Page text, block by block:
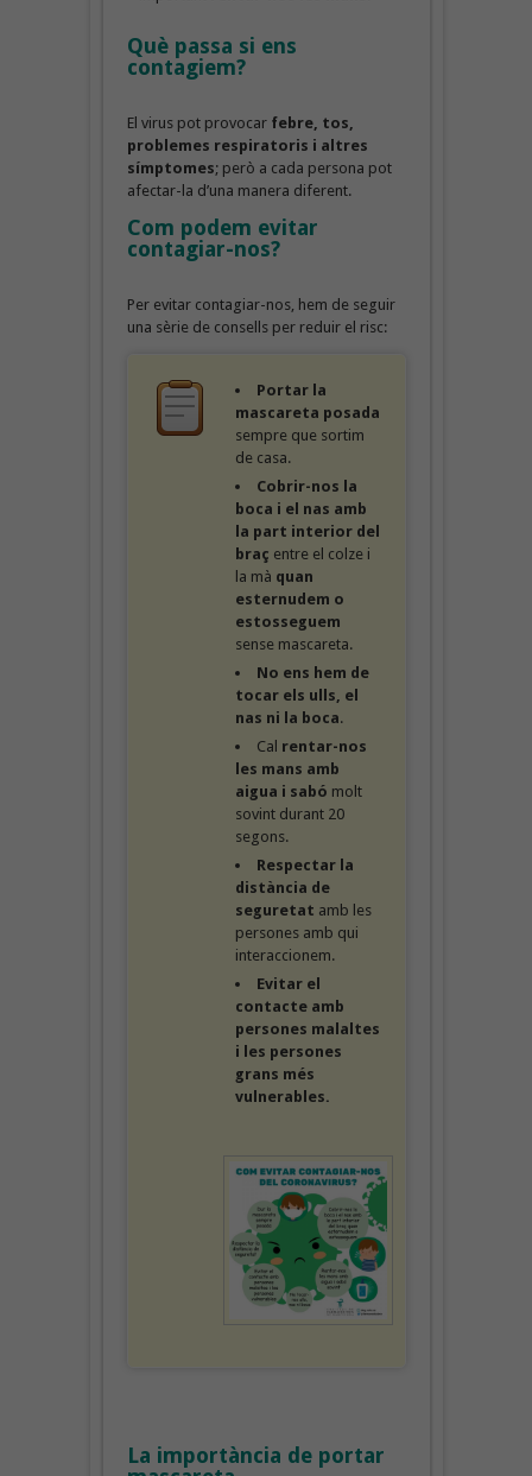
Què passa si ens
contagiem?
El virus pot provocar febre, tos,
problemes respiratoris i altres
símptomes; però a cada persona pot
afectar-la d’una manera diferent.
Com podem evitar
contagiar-nos?
Per evitar contagiar-nos, hem de seguir
una sèrie de consells per reduir el risc:
Portar la
mascareta posada
sempre que sortim
de casa.
Cobrir-nos la
boca i el nas amb
la part interior del
braç entre el colze i
la mà quan
esternudem o
estosseguem
sense mascareta.
No ens hem de
tocar els ulls, el
nas ni la boca.
Cal rentar-nos
les mans amb
aigua i sabó molt
sovint durant 20
segons.
Respectar la
distància de
seguretat amb les
persones amb qui
interaccionem.
Evitar el
contacte amb
persones malaltes
i les persones
grans més
vulnerables.
La importància de portar